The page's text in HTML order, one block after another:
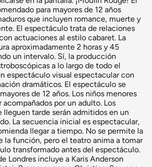
para mayores de 12 años
que incluyen romance, muerte y
El espectáculo trata de relaciones
actuaciones al estilo cabaret. La
aproximadamente 2 horas y 45
un intervalo. Sí, la producción
a lo largo de todo el
espectáculo visual espectacular con
dramáticos. El espectáculo se
de 12 años. Los niños menores
acompañados por un adulto. Los
lleguen tarde serán admitidos en un
La secuencia inicial es espectacular,
llegar a tiempo. No se permite la
la función, pero el teatro anima a tomar
transformado antes del espectáculo.
Londres incluye a Karis Anderson